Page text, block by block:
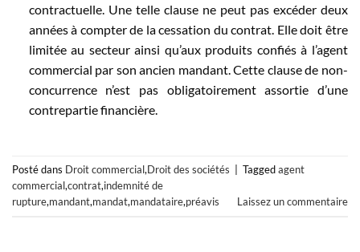
contractuelle. Une telle clause ne peut pas excéder deux
années à compter de la cessation du contrat. Elle doit être
limitée au secteur ainsi qu’aux produits confiés à l’agent
commercial par son ancien mandant. Cette clause de non-
concurrence n’est pas obligatoirement assortie d’une
contrepartie financière.
Posté dans Droit commercial,Droit des sociétés Taggedagent
commercial,contrat,indemnité de
rupture,mandant,mandat,mandataire,préavis Laissez un commentaire